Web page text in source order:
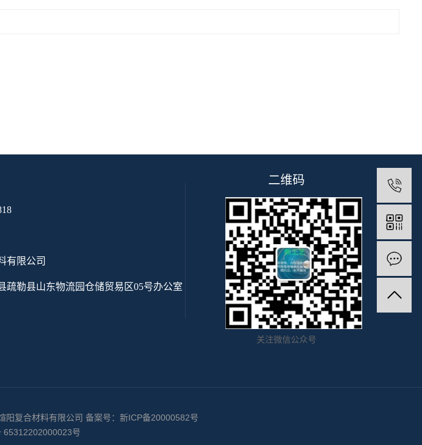
有限公司
疏勒县山东物流园仓储贸易区05号办公室
二维码
关注微信公众号
复合材料有限公司 备案号： 新ICP备20000582号
65312202000023号